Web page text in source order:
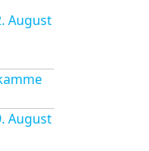
August
August